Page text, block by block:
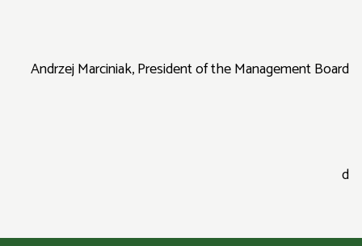
Andrzej Marciniak, President of the Management Board
d